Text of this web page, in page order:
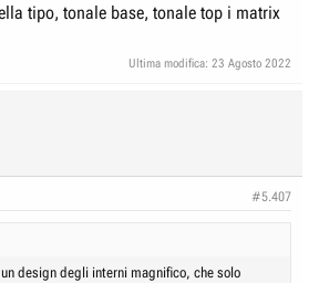
tipo, tonale base, tonale top i matrix
Ultima modifica: 23 Agosto 2022
#5.407
design degli interni magnifico, che solo